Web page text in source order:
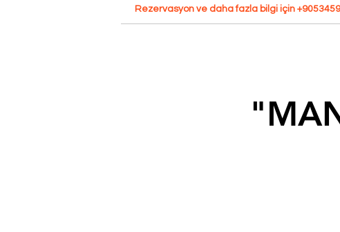
Rezervasyon ve daha fazla bilgi için